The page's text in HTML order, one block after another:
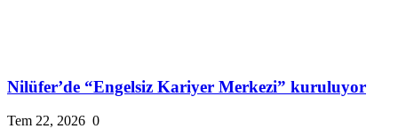
Nilüfer’de “Engelsiz Kariyer Merkezi” kuruluyor
Tem 22, 2026 0